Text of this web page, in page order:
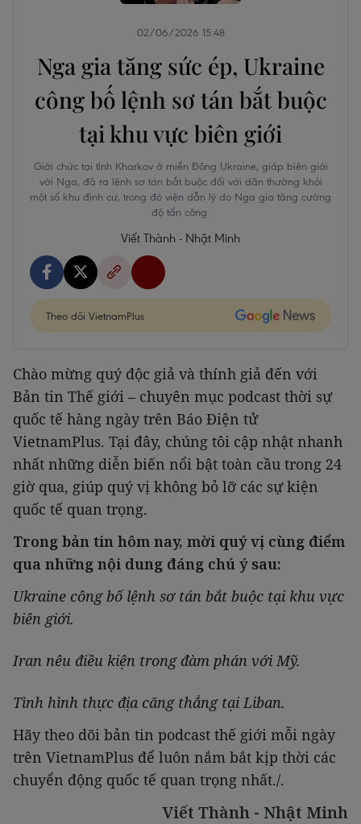
02/06/2026 15:48
Nga gia tăng sức ép, Ukraine
công bố lệnh sơ tán bắt buộc
tại khu vực biên giới
Giới chức tại tỉnh Kharkov ở miền Đông Ukraine, giáp biên giới
với Nga, đã ra lệnh sơ tán bắt buộc đối với dân thường khỏi
một số khu định cư, trong đó viện dẫn lý do Nga gia tăng cường
độ tấn công.
Viết Thành - Nhật Minh
Theo dõi VietnamPlus
Chào mừng quý độc giả và thính giả đến với
Bản tin Thế giới – chuyên mục podcast thời sự
quốc tế hàng ngày trên Báo Điện tử
VietnamPlus. Tại đây, chúng tôi cập nhật nhanh
nhất những diễn biến nổi bật toàn cầu trong 24
giờ qua, giúp quý vị không bỏ lỡ các sự kiện
quốc tế quan trọng.
Trong bản tin hôm nay, mời quý vị cùng điểm
qua những nội dung đáng chú ý sau:
Ukraine công bố lệnh sơ tán bắt buộc tại khu vực
biên giới.
Iran nêu điều kiện trong đàm phán với Mỹ.
Tình hình thực địa căng thẳng tại Liban.
Hãy theo dõi bản tin podcast thế giới mỗi ngày
trên VietnamPlus để luôn nắm bắt kịp thời các
chuyển động quốc tế quan trọng nhất./.
Viết Thành - Nhật Minh